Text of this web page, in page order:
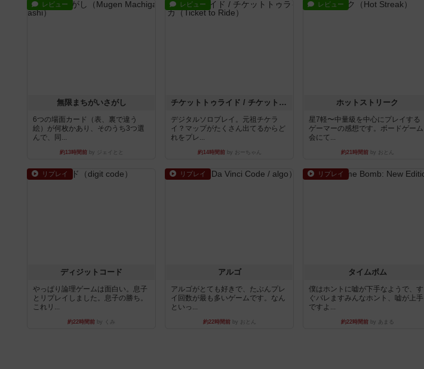
レビュー
無限まちがいさがし
6つの場面カード（表、裏で違う
絵）が何枚かあり、そのうち3つ選
んで、同...
約13時間前by ジェイとと
レビュー
チケットトゥライド / チケットトゥライドアメリカ
デジタルソロプレイ。元祖チケラ
イ？マップがたくさん出てるからど
れをプレ...
約14時間前by おーちゃん
レビュー
ホットストリーク
星7軽〜中量級を中心にプレイする
ゲーマーの感想です。ボードゲーム
会にて...
約21時間前by おとん
リプレイ
ディジットコード
やっぱり論理ゲームは面白い。息子
とリプレイしました。息子の勝ち。
これリ...
約22時間前 by くみ
リプレイ
アルゴ
アルゴがとても好きで、たぶんプレ
イ回数が最も多いゲームです。なん
といっ...
約22時間前by おとん
リプレイ
タイムボム
僕はホントに嘘が下手なようで、す
ぐバレますみんなホント、嘘が上手
ですよ...
約22時間前by あまる